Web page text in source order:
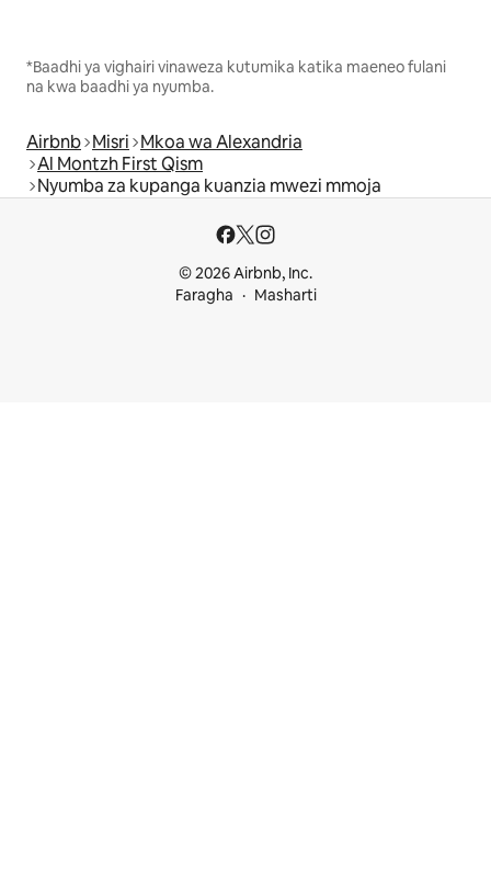
*Baadhi ya vighairi vinaweza kutumika katika maeneo fulani
na kwa baadhi ya nyumba.
Airbnb Misri Mkoa wa Alexandria
Al Montzh First Qism
Nyumba za kupanga kuanzia mwezi mmoja
© 2026 Airbnb, Inc.
Faragha
Masharti